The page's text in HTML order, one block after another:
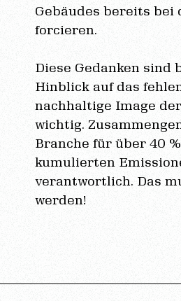
Gebäudes bereits bei
forcieren.
Diese Gedanken sind
Hinblick auf das
nachhaltige Image
wichtig.
Branche für über 40
kumulierten
verantwortlich. Das
werden!